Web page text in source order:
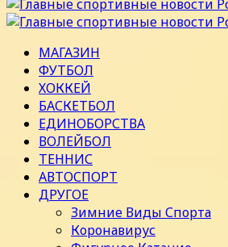
МАГАЗИН
ФУТБОЛ
ХОККЕЙ
БАСКЕТБОЛ
ЕДИНОБОРСТВА
ВОЛЕЙБОЛ
ТЕННИС
АВТОСПОРТ
ДРУГОЕ
Зимние Виды Спорта
Коронавирус